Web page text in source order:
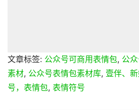
文章标签: 公众号可商用表情包, 公
素材, 公众号表情包素材库, 壹伴、
号，表情包, 表情符号